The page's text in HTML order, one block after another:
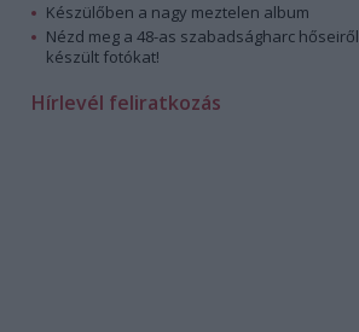
Készülőben a nagy meztelen album
Nézd meg a 48-as szabadságharc hőseiről
készült fotókat!
Hírlevél feliratkozás